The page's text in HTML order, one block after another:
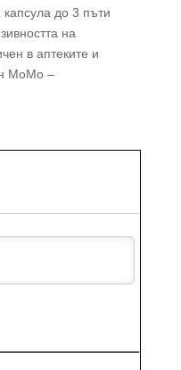
до 3 пъти
на
в аптеките и
МоМо –